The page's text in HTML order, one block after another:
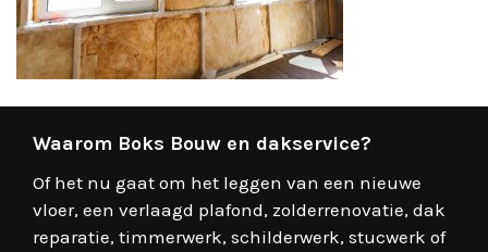
Waarom Boks Bouw en dakservice?
Of het nu gaat om het leggen van een nieuwe
vloer, een verlaagd plafond, zolderrenovatie, dak
reparatie, timmerwerk, schilderwerk, stucwerk of